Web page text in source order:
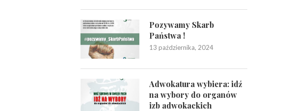
Pozywamy Skarb
Państwa !
13 października, 2024
Adwokatura wybiera: idź
na wybory do organów
izb adwokackich